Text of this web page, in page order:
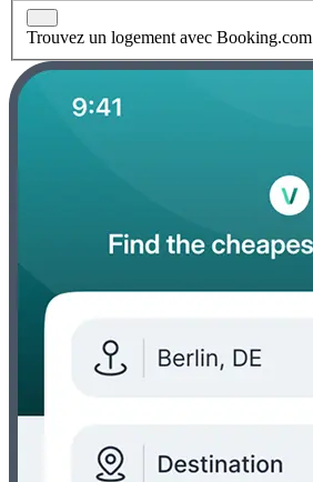
Trouvez un logement avec Booking.com